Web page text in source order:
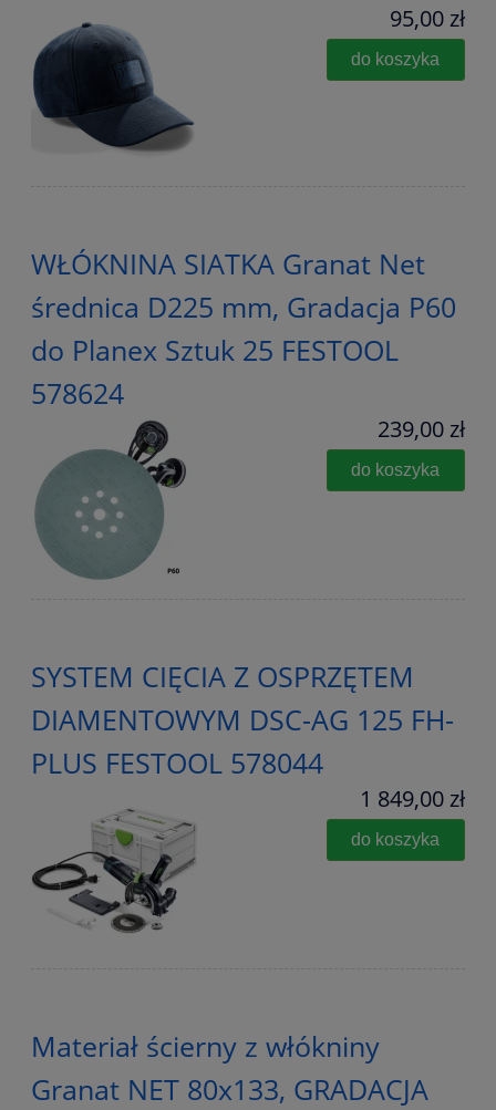
95,00 zł
do koszyka
WŁÓKNINA SIATKA Granat Net
średnica D225 mm, Gradacja P60
do Planex Sztuk 25 FESTOOL
578624
239,00 zł
do koszyka
SYSTEM CIĘCIA Z OSPRZĘTEM
DIAMENTOWYM DSC-AG 125 FH-
PLUS FESTOOL 578044
1 849,00 zł
do koszyka
Materiał ścierny z włókniny
Granat NET 80x133, GRADACJA